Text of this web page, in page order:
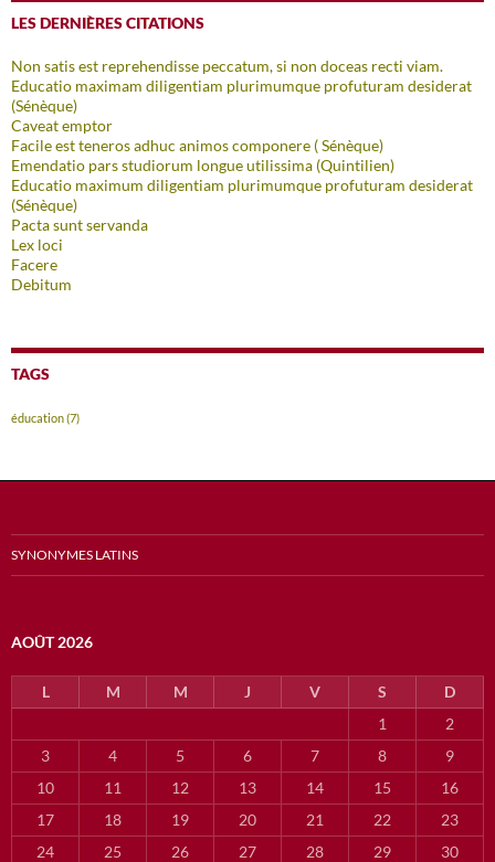
LES DERNIÈRES CITATIONS
Non satis est reprehendisse peccatum, si non doceas recti viam.
Educatio maximam diligentiam plurimumque profuturam desiderat
(Sénèque)
Caveat emptor
Facile est teneros adhuc animos componere ( Sénèque)
Emendatio pars studiorum longue utilissima (Quintilien)
Educatio maximum diligentiam plurimumque profuturam desiderat
(Sénèque)
Pacta sunt servanda
Lex loci
Facere
Debitum
TAGS
éducation(7)
SYNONYMES LATINS
AOÛT 2026
L M M J V S
D
1
2
3
4 5 6 7 8
9
10
11 12 13 14 15
16
17
18 19 20 21 22
23
24
25 26 27 28 29 30